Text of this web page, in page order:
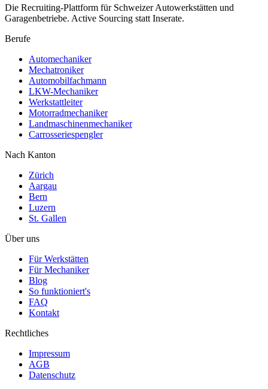
Die Recruiting-Plattform für Schweizer Autowerkstätten und
Garagenbetriebe. Active Sourcing statt Inserate.
Berufe
Automechaniker
Mechatroniker
Automobilfachmann
LKW-Mechaniker
Werkstattleiter
Motorradmechaniker
Landmaschinenmechaniker
Carrosseriespengler
Nach Kanton
Zürich
Aargau
Bern
Luzern
St. Gallen
Über uns
Für Werkstätten
Für Mechaniker
Blog
So funktioniert's
FAQ
Kontakt
Rechtliches
Impressum
AGB
Datenschutz